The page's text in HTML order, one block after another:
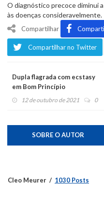
O diagnóstico precoce diminui
às doenças consideravelmente.
Compartilhar
Compartilhar no Twitter
Dupla flagrada com ecstasy
em Bom Princípio
12 de outubro de 2021 0
SOBRE O AUTOR
Cleo Meurer 1030 Posts